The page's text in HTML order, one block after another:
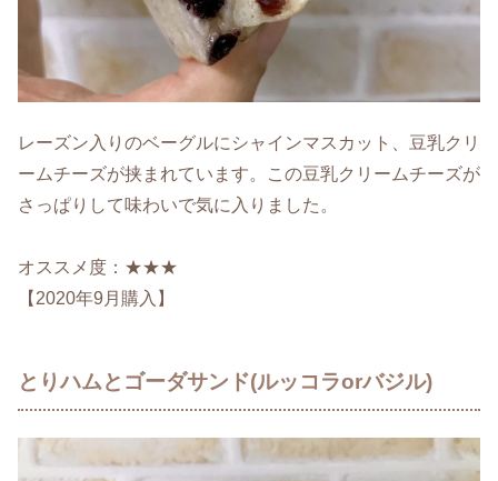
レーズン入りのベーグルにシャインマスカット、豆乳クリ
ームチーズが挟まれています。この豆乳クリームチーズが
さっぱりして味わいで気に入りました。
オススメ度：★★★
【2020年9月購入】
とりハムとゴーダサンド(ルッコラorバジル)